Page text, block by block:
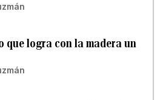
que logra con la madera un